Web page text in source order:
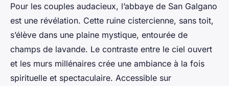
Pour les couples audacieux, l’abbaye de San Galgano
est une révélation. Cette ruine cistercienne, sans toit,
s’élève dans une plaine mystique, entourée de
champs de lavande. Le contraste entre le ciel ouvert
et les murs millénaires crée une ambiance à la fois
spirituelle et spectaculaire. Accessible sur